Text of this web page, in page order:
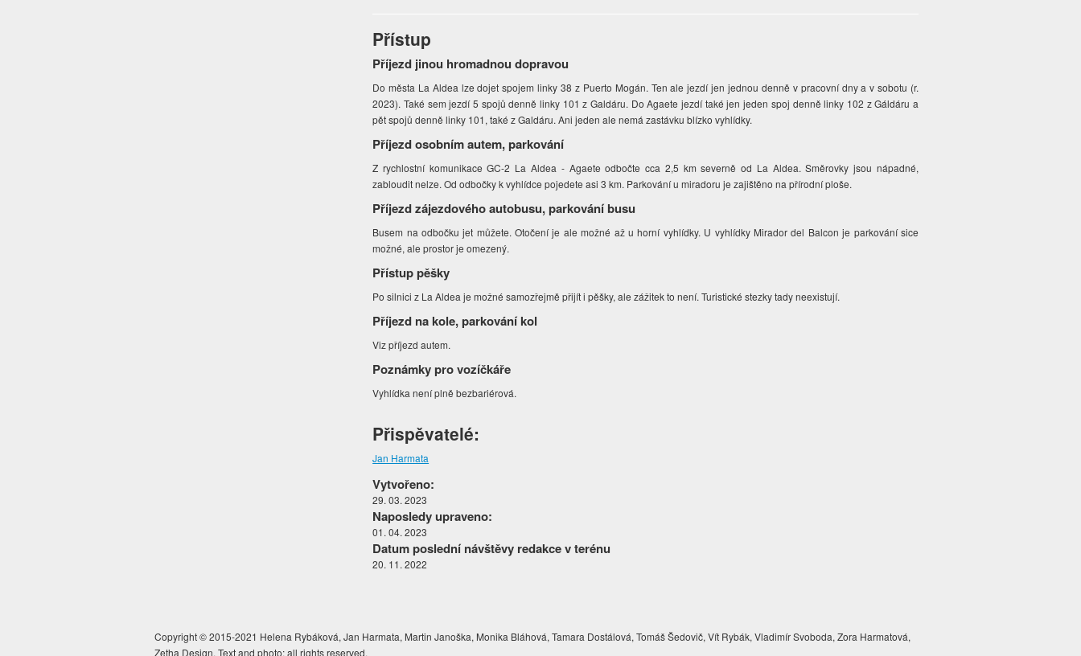
Přístup
Příjezd jinou hromadnou dopravou
Do města La Aldea lze dojet spojem linky 38 z Puerto Mogán. Ten ale jezdí jen jednou denně v pracovní dny a v sobotu (r.
2023). Také sem jezdí 5 spojů denně linky 101 z Galdáru. Do Agaete jezdí také jen jeden spoj denně linky 102 z Gáldáru a
pět spojů denně linky 101, také z Galdáru. Ani jeden ale nemá zastávku blízko vyhlídky.
Příjezd osobním autem, parkování
Z rychlostní komunikace GC-2 La Aldea - Agaete odbočte cca 2,5 km severně od La Aldea. Směrovky jsou nápadné,
zabloudit nelze. Od odbočky k vyhlídce pojedete asi 3 km. Parkování u miradoru je zajištěno na přírodní ploše.
Příjezd zájezdového autobusu, parkování busu
Busem na odbočku jet můžete. Otočení je ale možné až u horní vyhlídky. U vyhlídky Mirador del Balcon je parkování sice
možné, ale prostor je omezený.
Přístup pěšky
Po silnici z La Aldea je možné samozřejmě přijít i pěšky, ale zážitek to není. Turistické stezky tady neexistují.
Příjezd na kole, parkování kol
Viz příjezd autem.
Poznámky pro vozíčkáře
Vyhlídka není plně bezbariérová.
Přispěvatelé:
Jan Harmata
Vytvořeno:
29. 03. 2023
Naposledy upraveno:
01. 04. 2023
Datum poslední návštěvy redakce v terénu
20. 11. 2022
Copyright © 2015-2021 Helena Rybáková, Jan Harmata, Martin Janoška, Monika Bláhová, Tamara Dostálová, Tomáš Šedovič, Vít Rybák, Vladimír Svoboda, Zora Harmatová,
Zetha Design. Text and photo: all rights reserved.